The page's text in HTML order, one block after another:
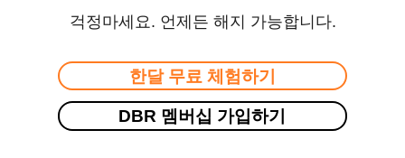
걱정마세요. 언제든 해지 가능합니다.
한달 무료 체험하기
DBR 멤버십 가입하기